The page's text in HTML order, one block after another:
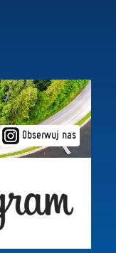
Obserwuj nas